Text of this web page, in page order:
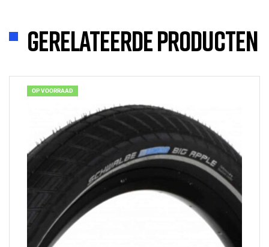
Gerelateerde producten
OP VOORRAAD